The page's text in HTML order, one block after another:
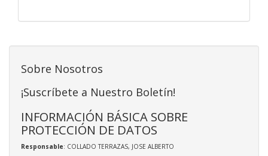
Sobre Nosotros
¡Suscríbete a Nuestro Boletín!
INFORMACIÓN BÁSICA SOBRE
PROTECCIÓN DE DATOS
Responsable: COLLADO TERRAZAS, JOSE ALBERTO